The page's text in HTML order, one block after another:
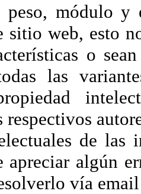
módulo y
sitio web, esto
o
las
respectivos
de las
apreciar algún
vía